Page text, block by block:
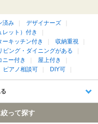
済み
デザイナーズ
レット）付き
ーキッチン付き
収納重視
ビング・ダイニングがある
ニー付き
屋上付き
ピアノ相談可 DIY可
って探す